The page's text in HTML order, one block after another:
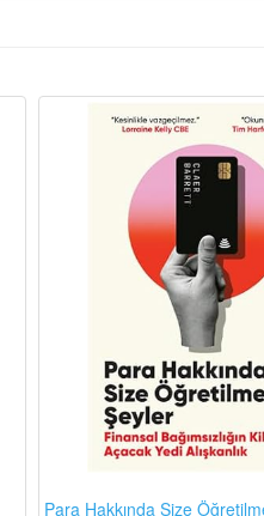
Para Hakkında Size